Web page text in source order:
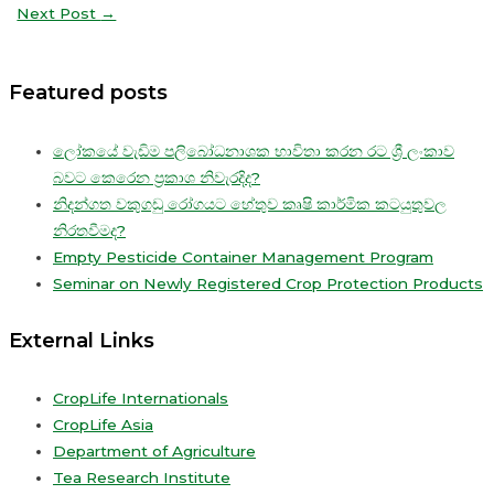
Next Post →
Featured posts
ලෝකයේ වැඩිම පලිබෝධනාශක භාවිතා කරන රට ශ්‍රී ලංකාව
බවට කෙරෙන ප්‍රකාශ නිවැරදිද?
නිදන්ගත වකුගඩු රෝගයට හේතුව කෘෂි කාර්මික කටයුතුවල
නිරතවීමද?
Empty Pesticide Container Management Program
Seminar on Newly Registered Crop Protection Products
External Links
CropLife Internationals
CropLife Asia
Department of Agriculture
Tea Research Institute